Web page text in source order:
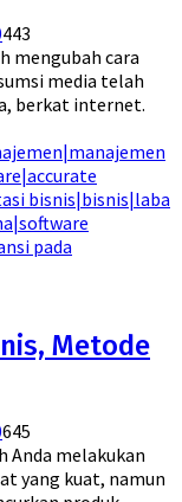
443
mengubah cara
media telah
berkat internet.
bisnis|bisnis|laba
pada
Metode
645
Anda melakukan
yang kuat, namun